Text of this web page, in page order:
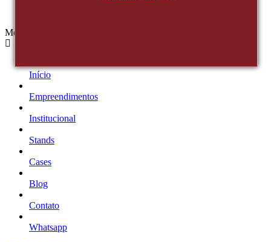
Menu
Início
Empreendimentos
Institucional
Stands
Cases
Blog
Contato
Whatsapp